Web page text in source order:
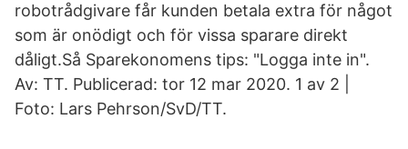
robotrådgivare får kunden betala extra för något
som är onödigt och för vissa sparare direkt
dåligt.Så Sparekonomens tips: "Logga inte in".
Av: TT. Publicerad: tor 12 mar 2020. 1 av 2 |
Foto: Lars Pehrson/SvD/TT.